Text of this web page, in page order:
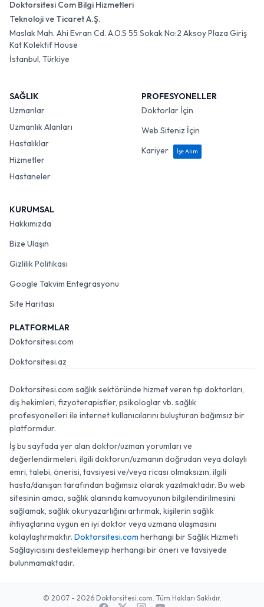
Doktorsitesi Com Bilgi Hizmetleri
Teknoloji ve Ticaret A.Ş.
Maslak Mah. Ahi Evran Cd. A.O.S 55 Sokak No:2 Aksoy Plaza Giriş
Kat Kolektif House
İstanbul, Türkiye
SAĞLIK
Uzmanlar
Uzmanlık Alanları
Hastalıklar
Hizmetler
Hastaneler
PROFESYONELLER
Doktorlar İçin
Web Siteniz İçin
Kariyer
İşe Alım
KURUMSAL
Hakkımızda
Bize Ulaşın
Gizlilik Politikası
Google Takvim Entegrasyonu
Site Haritası
PLATFORMLAR
Doktorsitesi.com
Doktorsitesi.az
Doktorsitesi.com sağlık sektöründe hizmet veren tıp doktorları,
diş hekimleri, fizyoterapistler, psikologlar vb. sağlık
profesyonelleri ile internet kullanıcılarını buluşturan bağımsız bir
platformdur.
İş bu sayfada yer alan doktor/uzman yorumları ve
değerlendirmeleri, ilgili doktorun/uzmanın doğrudan veya dolaylı
emri, talebi, önerisi, tavsiyesi ve/veya ricası olmaksızın, ilgili
hasta/danışan tarafından bağımsız olarak yazılmaktadır. Bu web
sitesinin amacı, sağlık alanında kamuoyunun bilgilendirilmesini
sağlamak, sağlık okuryazarlığını artırmak, kişilerin sağlık
ihtiyaçlarına uygun en iyi doktor veya uzmana ulaşmasını
kolaylaştırmaktır. Doktorsitesi.com herhangi bir Sağlık Hizmeti
Sağlayıcısını desteklemeyip herhangi bir öneri ve tavsiyede
bulunmamaktadır.
© 2007 - 2026 Doktorsitesi.com. Tüm Hakları Saklıdır.